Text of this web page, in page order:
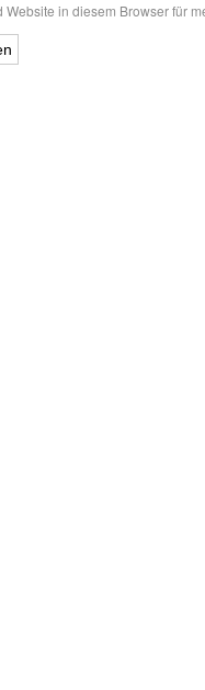
Website in diesem Browser für